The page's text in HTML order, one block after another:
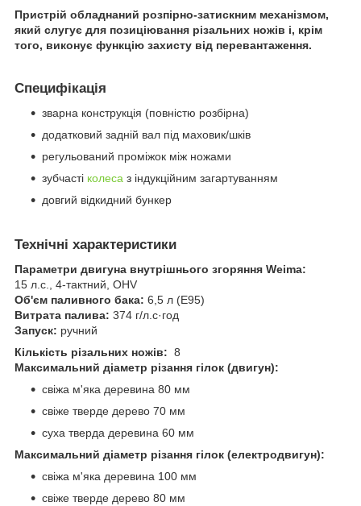
Пристрій обладнаний розпірно-затискним механізмом,
який слугує для позиціювання різальних ножів і, крім
того, виконує функцію захисту від перевантаження.
Специфікація
зварна конструкція (повністю розбірна)
додатковий задній вал під маховик/шків
регульований проміжок між ножами
зубчасті колеса з індукційним загартуванням
довгий відкидний бункер
Технічні характеристики
Параметри двигуна внутрішнього згоряння Weima:
15 л.с., 4-тактний, OHV
Об'єм паливного бака: 6,5 л (E95)
Витрата палива: 374 г/л.с·год
Запуск: ручний
Кількість різальних ножів: 8
Максимальний діаметр різання гілок (двигун):
свіжа м'яка деревина 80 мм
свіже тверде дерево 70 мм
суха тверда деревина 60 мм
Максимальний діаметр різання гілок (електродвигун):
свіжа м'яка деревина 100 мм
свіже тверде дерево 80 мм